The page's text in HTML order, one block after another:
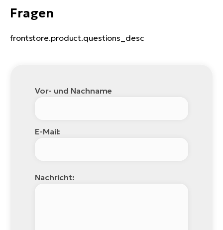
Fragen
frontstore.product.questions_desc
Vor- und Nachname
E-Mail:
Nachricht: